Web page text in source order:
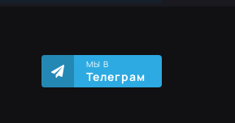
МЫ В
Телеграм